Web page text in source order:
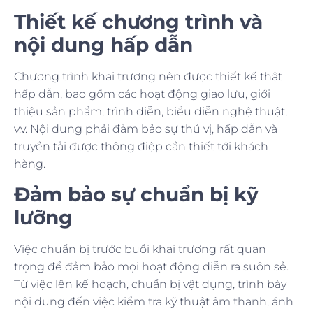
Thiết kế chương trình và
nội dung hấp dẫn
Chương trình khai trương nên được thiết kế thật
hấp dẫn, bao gồm các hoạt động giao lưu, giới
thiệu sản phẩm, trình diễn, biểu diễn nghệ thuật,
v.v. Nội dung phải đảm bảo sự thú vị, hấp dẫn và
truyền tải được thông điệp cần thiết tới khách
hàng.
Đảm bảo sự chuẩn bị kỹ
lưỡng
Việc chuẩn bị trước buổi khai trương rất quan
trọng để đảm bảo mọi hoạt động diễn ra suôn sẻ.
Từ việc lên kế hoạch, chuẩn bị vật dụng, trình bày
nội dung đến việc kiểm tra kỹ thuật âm thanh, ánh